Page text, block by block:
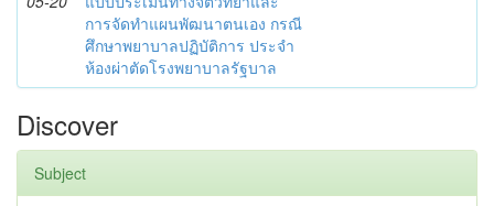
การจัดทำแผนพัฒนาตนเอง กรณี
ศึกษาพยาบาลปฏิบัติการ ประจำ
ห้องผ่าตัดโรงพยาบาลรัฐบาล
Discover
Subject